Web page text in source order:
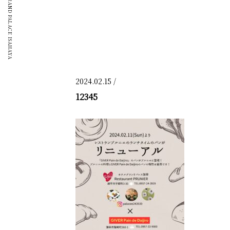
GRAND PALACE ISAHAYA
2024.02.15 /
12345